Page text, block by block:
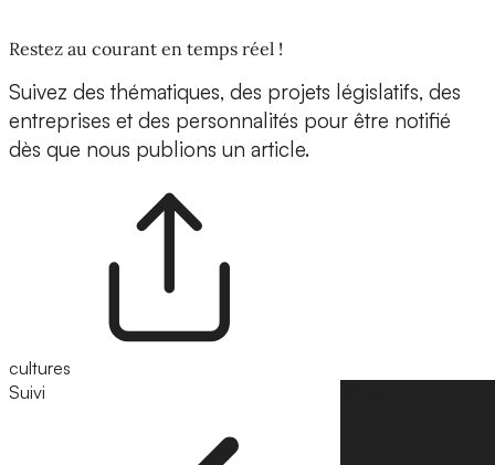
Restez au courant en temps réel !
Suivez des thématiques, des projets législatifs, des
entreprises et des personnalités pour être notifié
dès que nous publions un article.
cultures
Suivi